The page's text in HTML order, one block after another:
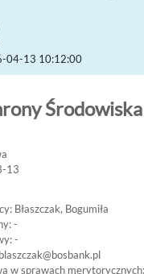
04-13 10:12:00
Środowiska
13
Błaszczak, Bogumiła
-
-
w sprawach